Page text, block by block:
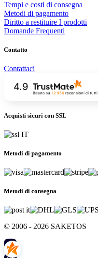
Tempi e costi di consegna
Metodi di pagamento
Diritto a restituire I prodotti
Domande Frequenti
Contatto
Contattaci
4.9
Basato su 12 956recensioni di tutti
Acquisti sicuri con SSL
Metodi di pagamento
Metodi di consegna
© 2006 - 2026 SAKETOS